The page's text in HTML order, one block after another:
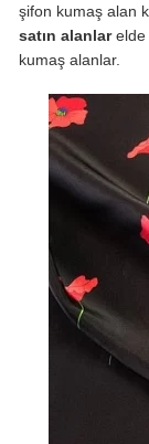
şifon kumaş alan
satın alanlarelde
kumaş alanlar.